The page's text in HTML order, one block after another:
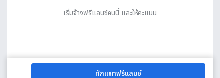
เริ่มจ้างฟรีแลนซ์คนนี้ และให้คะแนน
ทักแชทฟรีแลนซ์